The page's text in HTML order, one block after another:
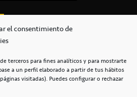
el consentimiento de
terceros para fines analíticos y para mostrarte
a un perfil elaborado a partir de tus hábitos
visitadas). Puedes configurar o rechazar
684